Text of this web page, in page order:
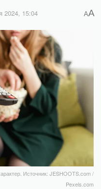
2024, 15:04 AA
Источник: JESHOOTS.com /
Pexels.com